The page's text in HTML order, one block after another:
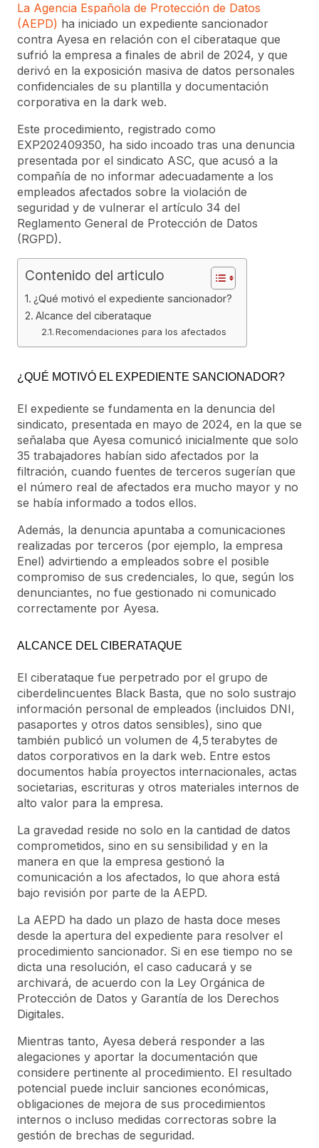
La Agencia Española de Protección de Datos
(AEPD) ha iniciado un expediente sancionador
contra Ayesa en relación con el ciberataque que
sufrió la empresa a finales de abril de 2024, y que
derivó en la exposición masiva de datos personales
confidenciales de su plantilla y documentación
corporativa en la dark web.
Este procedimiento, registrado como
EXP202409350, ha sido incoado tras una denuncia
presentada por el sindicato ASC, que acusó a la
compañía de no informar adecuadamente a los
empleados afectados sobre la violación de
seguridad y de vulnerar el artículo 34 del
Reglamento General de Protección de Datos
(RGPD).
Contenido del articulo
¿Qué motivó el expediente sancionador?
Alcance del ciberataque
Recomendaciones para los afectados
¿QUÉ MOTIVÓ EL EXPEDIENTE SANCIONADOR?
El expediente se fundamenta en la denuncia del
sindicato, presentada en mayo de 2024, en la que se
señalaba que Ayesa comunicó inicialmente que solo
35 trabajadores habían sido afectados por la
filtración, cuando fuentes de terceros sugerían que
el número real de afectados era mucho mayor y no
se había informado a todos ellos.
Además, la denuncia apuntaba a comunicaciones
realizadas por terceros (por ejemplo, la empresa
Enel) advirtiendo a empleados sobre el posible
compromiso de sus credenciales, lo que, según los
denunciantes, no fue gestionado ni comunicado
correctamente por Ayesa.
ALCANCE DEL CIBERATAQUE
El ciberataque fue perpetrado por el grupo de
ciberdelincuentes Black Basta, que no solo sustrajo
información personal de empleados (incluidos DNI,
pasaportes y otros datos sensibles), sino que
también publicó un volumen de 4,5 terabytes de
datos corporativos en la dark web. Entre estos
documentos había proyectos internacionales, actas
societarias, escrituras y otros materiales internos de
alto valor para la empresa.
La gravedad reside no solo en la cantidad de datos
comprometidos, sino en su sensibilidad y en la
manera en que la empresa gestionó la
comunicación a los afectados, lo que ahora está
bajo revisión por parte de la AEPD.
La AEPD ha dado un plazo de hasta doce meses
desde la apertura del expediente para resolver el
procedimiento sancionador. Si en ese tiempo no se
dicta una resolución, el caso caducará y se
archivará, de acuerdo con la Ley Orgánica de
Protección de Datos y Garantía de los Derechos
Digitales.
Mientras tanto, Ayesa deberá responder a las
alegaciones y aportar la documentación que
considere pertinente al procedimiento. El resultado
potencial puede incluir sanciones económicas,
obligaciones de mejora de sus procedimientos
internos o incluso medidas correctoras sobre la
gestión de brechas de seguridad.